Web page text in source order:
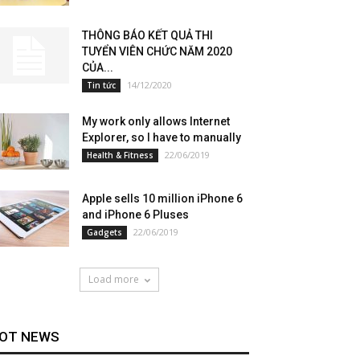
THÔNG BÁO KẾT QUẢ THI
TUYỂN VIÊN CHỨC NĂM 2020
CỦA...
Tin tức 14/12/2020
My work only allows Internet
Explorer, so I have to manually
Health & Fitness 22/06/2019
Apple sells 10 million iPhone 6
and iPhone 6 Pluses
Gadgets 22/06/2019
Load more
NEWS